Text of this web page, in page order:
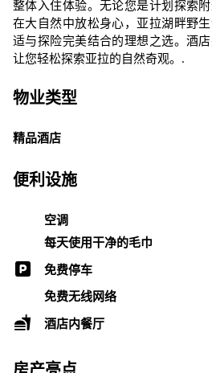
整体入住体验。无论您是计划探索
在大自然中放松身心，亚拉湖畔野
适与探险完美结合的理想之选。酒店
让您轻松探索亚拉的自然奇观。.
物业类型
精品酒店
便利设施
空调
每天使用干净的毛巾
免费停车
免费无线网络
酒店内餐厅